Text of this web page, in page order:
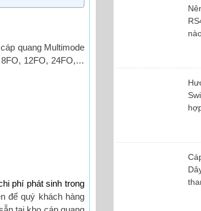
quang Multimode
12FO, 24FO,…
phí phát sinh trong
để quý khách hàng